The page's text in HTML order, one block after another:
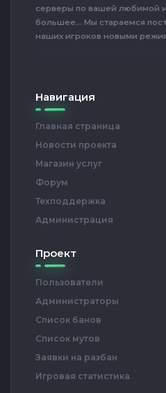
серверы по вашей любимой
большее... Мы стараемся
наших игроков новыми
Навигация
Главная страница
Новости проекта
Магазин услуг
Форум
Техподдержка
Администрация
Проект
Пользователи
Администраторы
Список банов
Список мутов
Заявки на разбан
Игровая статистика